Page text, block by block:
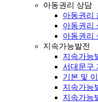
아동권리 상담
아동권리
아동권리
아동권리
지속가능발전
지속가능
서대문구
기본 및
지속가능
지속가능